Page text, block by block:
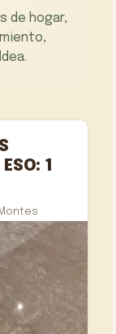
de hogar,
1